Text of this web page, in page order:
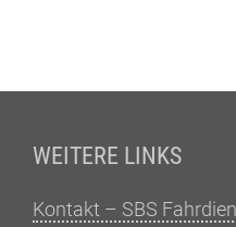
WEITERE LINKS
Kontakt – SBS